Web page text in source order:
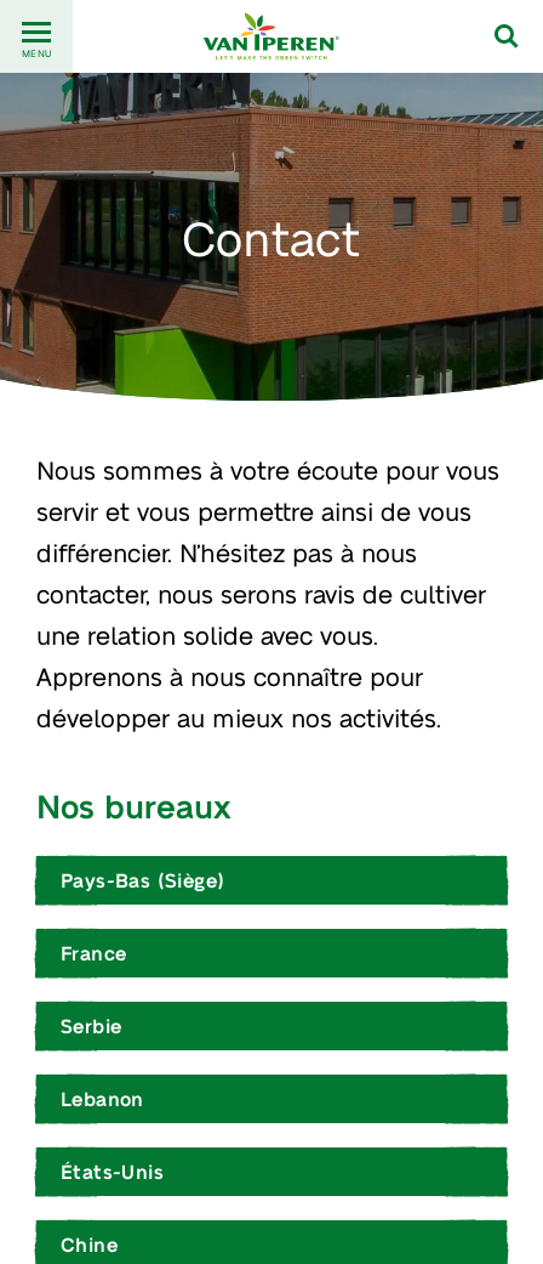
content
Back
to
homepage
MENU
Contact
Nous sommes à votre écoute pour vous
servir et vous permettre ainsi de vous
différencier. N’hésitez pas à nous
contacter, nous serons ravis de cultiver
une relation solide avec vous.
Apprenons à nous connaître pour
développer au mieux nos activités.
Nos bureaux
Pays-Bas (Siège)
France
Serbie
Lebanon
États-Unis
Chine